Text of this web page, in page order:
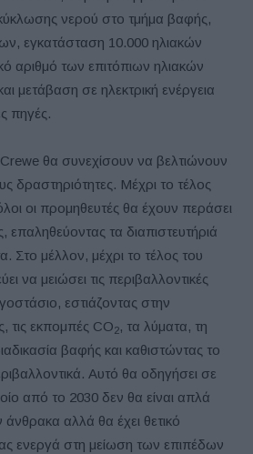
νερού στο τμήμα βαφής,
εγκατάσταση 10.000 ηλιακών
αριθμό των επιτόπιων ηλιακών
μετάβαση σε ηλεκτρική ενέργεια
πηγές.
θα συνεχίσουν να βελτιώνουν
δραστηριότητες. Μέχρι το τέλος
οι προμηθευτές θα έχουν περάσει
επαληθεύοντας τα διαπιστευτήριά
Στο μέλλον, μέχρι το τέλος του
να μειώσει τις περιβαλλοντικές
εστιάζοντας στην
τις εκπομπές CO2, τα λύματα, τη
βαφής και καθιστώντας το
Αυτό θα οδηγήσει σε
από το 2030 δεν θα είναι απλά
αλλά θα έχει θετικό
ενεργά στη μείωση των επιπέδων